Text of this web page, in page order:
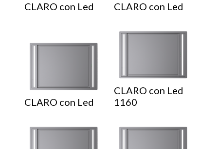
CLARO con Led CLARO con Led
CLARO con Led
CLARO con Led
1160